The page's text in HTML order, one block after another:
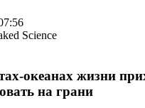
Science
океанах жизни
на грани